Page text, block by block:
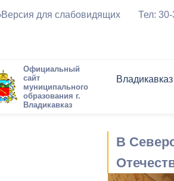
Версия для слабовидящих Тел:
Официальный
сайт
муниципального
образования г.
Владикавказ
Владикавказ
Устав
Города-
Торги и
Обратная
Комиссии
Новостная
Актуально
В